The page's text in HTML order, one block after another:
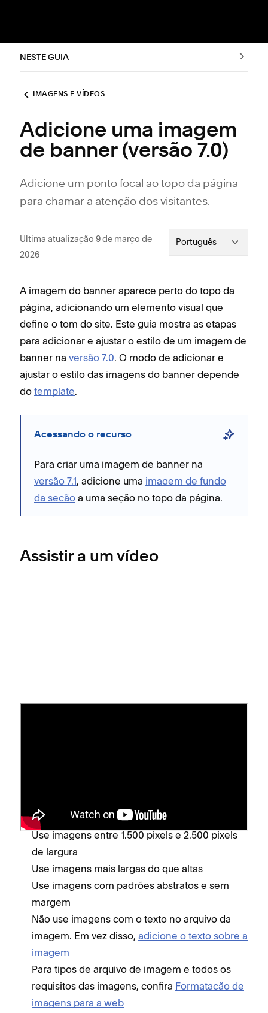
NESTE GUIA
IMAGENS E VÍDEOS
Adicione uma imagem
de banner (versão 7.0)
Adicione um ponto focal ao topo da página
para chamar a atenção dos visitantes.
Ultima atualização 9 de março de
2026
Português
A imagem do banner aparece perto do topo da
página, adicionando um elemento visual que
define o tom do site. Este guia mostra as etapas
para adicionar e ajustar o estilo de um imagem de
banner na versão 7.0. O modo de adicionar e
ajustar o estilo das imagens do banner depende
do template.
Acessando o recurso
Para criar uma imagem de banner na
versão 7.1, adicione uma imagem de fundo
da seção a uma seção no topo da página.
Assistir a um vídeo
banner:
Use imagens entre 1.500 pixels e 2.500 pixels
de largura
Use imagens mais largas do que altas
Use imagens com padrões abstratos e sem
margem
Não use imagens com o texto no arquivo da
imagem. Em vez disso, adicione o texto sobre a
imagem
Para tipos de arquivo de imagem e todos os
requisitos das imagens, confira Formatação de
imagens para a web